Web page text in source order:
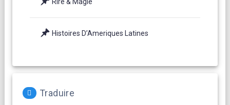
Histoires D’Ameriques Latines
Traduire